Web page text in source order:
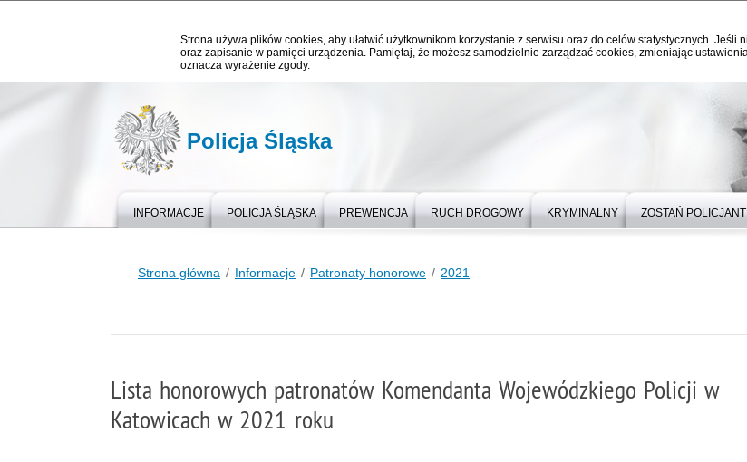
Strona używa plików cookies, aby ułatwić użytkownikom korzystanie z serwisu oraz do celów statystycznych. Jeśli
oraz zapisanie w pamięci urządzenia. Pamiętaj, że możesz samodzielnie zarządzać cookies, zmieniając
oznacza wyrażenie zgody.
Policja Śląska
INFORMACJE POLICJA ŚLĄSKA PREWENCJA RUCH DROGOWY KRYMINALNY ZOSTAŃ
Strona główna Informacje Patronaty honorowe 2021
Lista honorowych patronatów Komendanta Wojewódzkiego Policji w
Katowicach w 2021 roku